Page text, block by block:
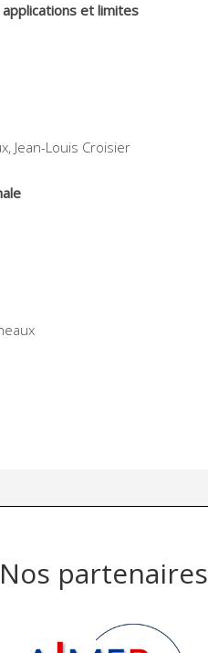
et limites
Jean-Louis Croisier
Nos partenaires